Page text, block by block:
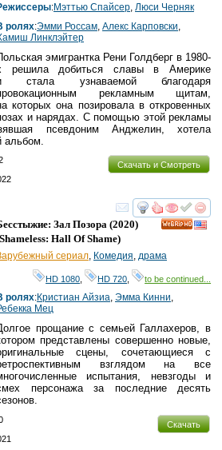
:Мэттью Спайсер Люси Черняк
ролях:Эмми Россам Алекс Карповски
Линклэйтер
эмигрантка Рени Голдберг в 1980-
решила добиться славы в Америке
стала узнаваемой благодаря
рекламным щитам,
которых она позировала в откровенных
и нарядах. С помощью этой рекламы
псевдоним Анджелин, хотела
альбом.
Скачать и Смотреть
смотреть
Зал Позора (2020)
Shameless: Hall Of Shame)
сериал, Комедия, драма
HD 1080 HD 720 to be continued...
ролях:Кристиан Айзиа, Эмма Кинни,
Мец
прощание с семьей Галлахеров, в
представлены совершенно новые,
сцены, сочетающиеся с
взглядом на все
испытания, невзгоды и
персонажа за последние десять
Скачать